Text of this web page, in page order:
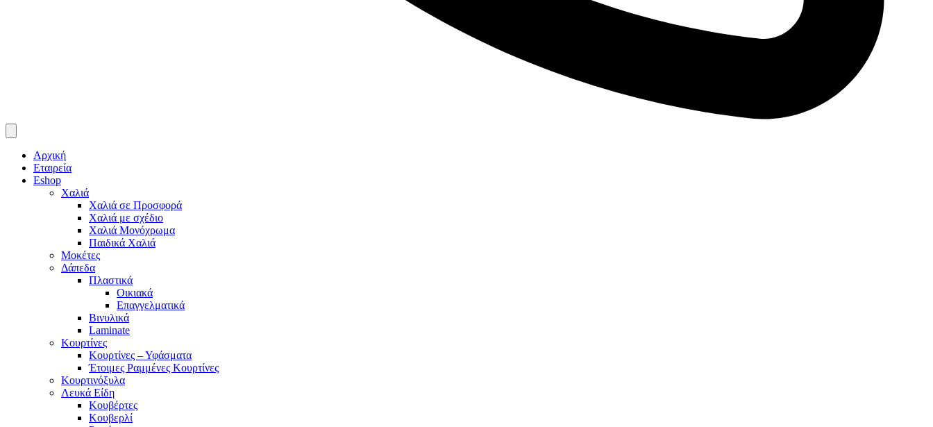
Αρχική
Εταιρεία
Eshop
Χαλιά
Χαλιά σε Προσφορά
Χαλιά με σχέδιο
Χαλιά Μονόχρωμα
Παιδικά Χαλιά
Μοκέτες
Δάπεδα
Πλαστικά
Οικιακά
Επαγγελματικά
Βινυλικά
Laminate
Κουρτίνες
Κουρτίνες – Υφάσματα
Έτοιμες Ραμμένες Κουρτίνες
Κουρτινόξυλα
Λευκά Είδη
Κουβέρτες
Κουβερλί